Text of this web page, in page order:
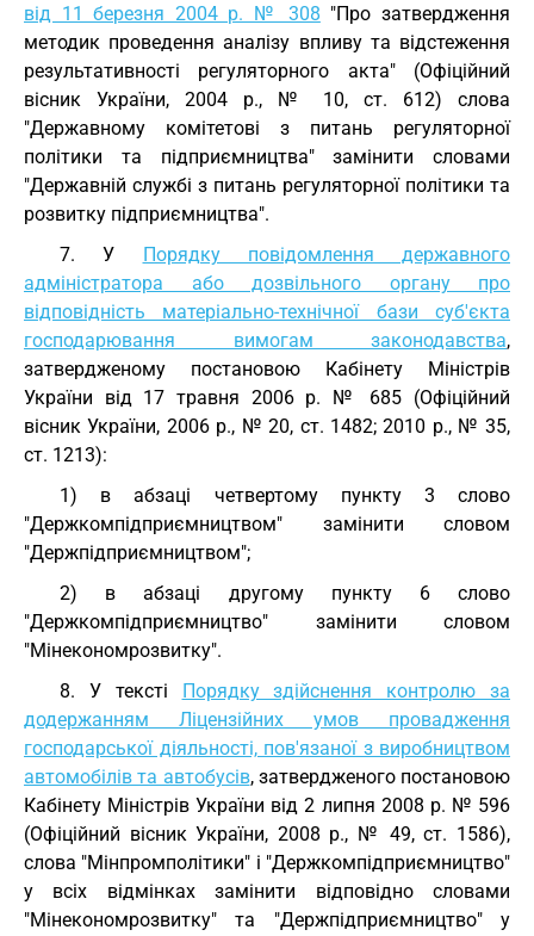
від 11 березня 2004 р. № 308 "Про затвердження
методик проведення аналізу впливу та відстеження
результативності регуляторного акта" (Офіційний
вісник України, 2004 р., № 10, ст. 612) слова
"Державному комітетові з питань регуляторної
політики та підприємництва" замінити словами
"Державній службі з питань регуляторної політики та
розвитку підприємництва".
7. У Порядку повідомлення державного
адміністратора або дозвільного органу про
відповідність матеріально-технічної бази суб'єкта
господарювання вимогам законодавства,
затвердженому постановою Кабінету Міністрів
України від 17 травня 2006 р. № 685 (Офіційний
вісник України, 2006 р., № 20, ст. 1482; 2010 р., № 35,
ст. 1213):
1) в абзаці четвертому пункту 3 слово
"Держкомпідприємництвом" замінити словом
"Держпідприємництвом";
2) в абзаці другому пункту 6 слово
"Держкомпідприємництво" замінити словом
"Мінекономрозвитку".
8. У тексті Порядку здійснення контролю за
додержанням Ліцензійних умов провадження
господарської діяльності, пов'язаної з виробництвом
автомобілів та автобусів, затвердженого постановою
Кабінету Міністрів України від 2 липня 2008 р. № 596
(Офіційний вісник України, 2008 р., № 49, ст. 1586),
слова "Мінпромполітики" і "Держкомпідприємництво"
у всіх відмінках замінити відповідно словами
"Мінекономрозвитку" та "Держпідприємництво" у